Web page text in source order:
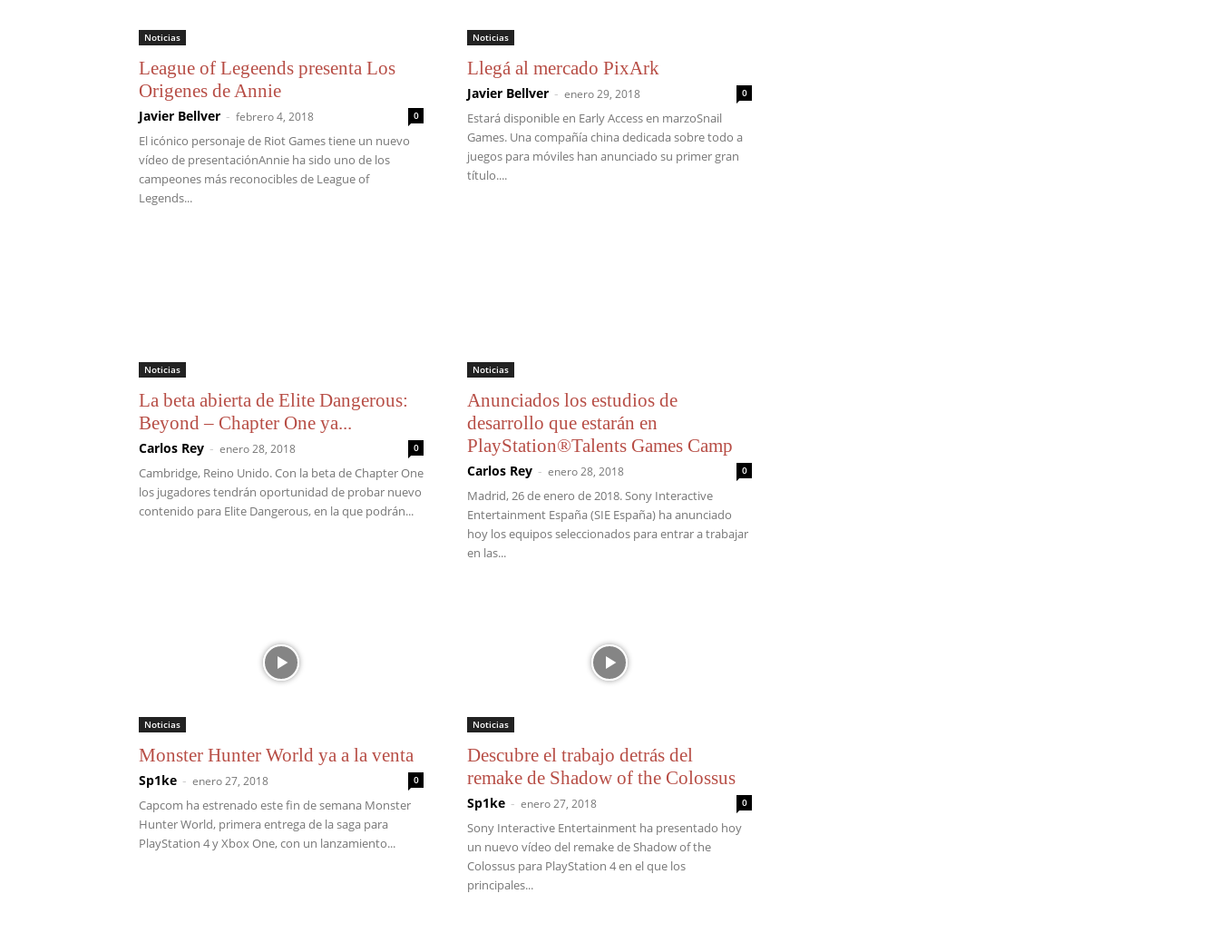
Noticias
League of Legeends presenta Los
Origenes de Annie
Javier Bellver - febrero 4, 2018 0
El icónico personaje de Riot Games tiene un nuevo
vídeo de presentaciónAnnie ha sido uno de los
campeones más reconocibles de League of
Legends...
Noticias
Llegá al mercado PixArk
Javier Bellver - enero 29, 2018 0
Estará disponible en Early Access en marzoSnail
Games. Una compañía china dedicada sobre todo a
juegos para móviles han anunciado su primer gran
título....
Noticias
La beta abierta de Elite Dangerous:
Beyond – Chapter One ya...
Carlos Rey - enero 28, 2018 0
Cambridge, Reino Unido. Con la beta de Chapter One
los jugadores tendrán oportunidad de probar nuevo
contenido para Elite Dangerous, en la que podrán...
Noticias
Anunciados los estudios de
desarrollo que estarán en
PlayStation®Talents Games Camp
Carlos Rey - enero 28, 2018 0
Madrid, 26 de enero de 2018. Sony Interactive
Entertainment España (SIE España) ha anunciado
hoy los equipos seleccionados para entrar a trabajar
en las...
Noticias
Monster Hunter World ya a la venta
Sp1ke - enero 27, 2018 0
Capcom ha estrenado este fin de semana Monster
Hunter World, primera entrega de la saga para
PlayStation 4 y Xbox One, con un lanzamiento...
Noticias
Descubre el trabajo detrás del
remake de Shadow of the Colossus
Sp1ke - enero 27, 2018 0
Sony Interactive Entertainment ha presentado hoy
un nuevo vídeo del remake de Shadow of the
Colossus para PlayStation 4 en el que los
principales...